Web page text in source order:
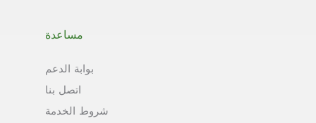
مساعدة
بوابة الدعم
اتصل بنا
شروط الخدمة